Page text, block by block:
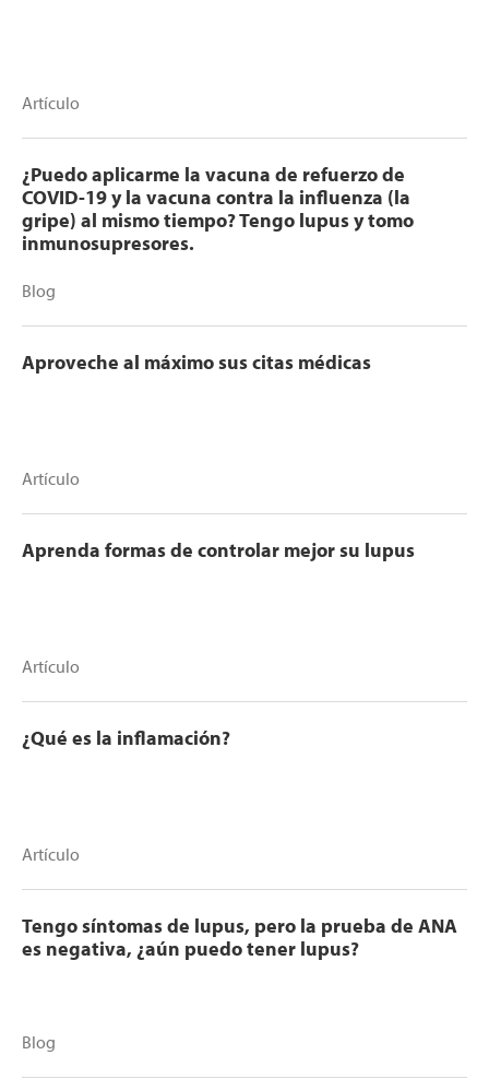
Artículo
¿Puedo aplicarme la vacuna de refuerzo de
COVID-19 y la vacuna contra la influenza (la
gripe) al mismo tiempo? Tengo lupus y tomo
inmunosupresores.
Blog
Aproveche al máximo sus citas médicas
Artículo
Aprenda formas de controlar mejor su lupus
Artículo
¿Qué es la inflamación?
Artículo
Tengo síntomas de lupus, pero la prueba de ANA
es negativa, ¿aún puedo tener lupus?
Blog